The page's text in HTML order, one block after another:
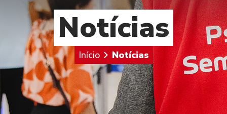
Notícias
Início Notícias